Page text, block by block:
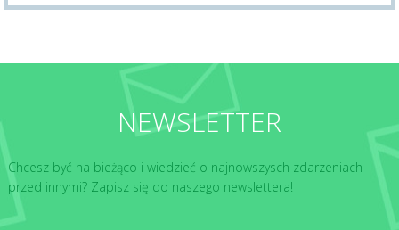
NEWSLETTER
Chcesz być na bieżąco i wiedzieć o najnowszysch zdarzeniach
przed innymi? Zapisz się do naszego newslettera!